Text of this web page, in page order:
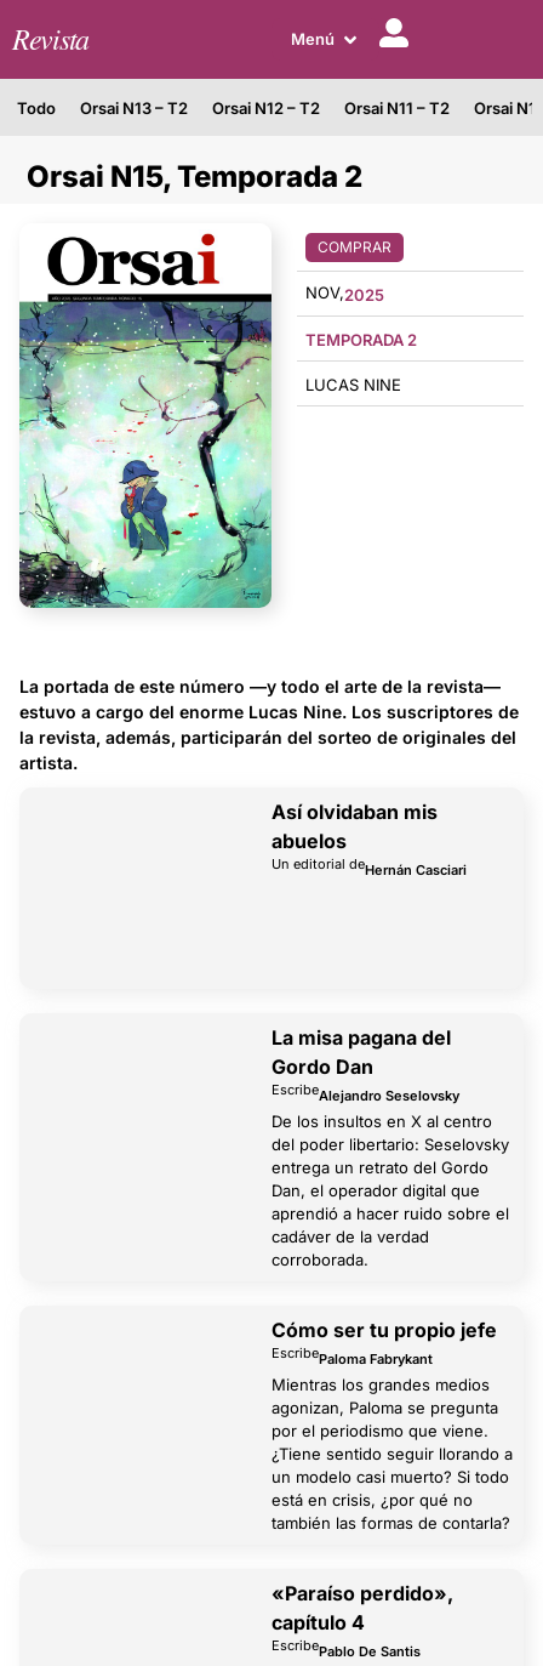
Revista Menú
Todo Orsai N13 – T2 Orsai N12 – T2 Orsai N11 – T2 Orsai
Orsai N15, Temporada 2
COMPRAR
NOV,2025
TEMPORADA 2
LUCAS NINE
La portada de este número —y todo el arte de la revista—
estuvo a cargo del enorme Lucas Nine. Los suscriptores de
la revista, además, participarán del sorteo de originales del
artista.
Así olvidaban mis
abuelos
Un editorial deHernán Casciari
La misa pagana del
Gordo Dan
EscribeAlejandro Seselovsky
De los insultos en X al centro
del poder libertario: Seselovsky
entrega un retrato del Gordo
Dan, el operador digital que
aprendió a hacer ruido sobre el
cadáver de la verdad
corroborada.
Cómo ser tu propio jefe
EscribePaloma Fabrykant
Mientras los grandes medios
agonizan, Paloma se pregunta
por el periodismo que viene.
¿Tiene sentido seguir llorando a
un modelo casi muerto? Si todo
está en crisis, ¿por qué no
también las formas de contarla?
«Paraíso perdido»,
capítulo 4
EscribePablo De Santis